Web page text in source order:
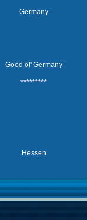
Germany
Good ol' Germany
*********
Hessen